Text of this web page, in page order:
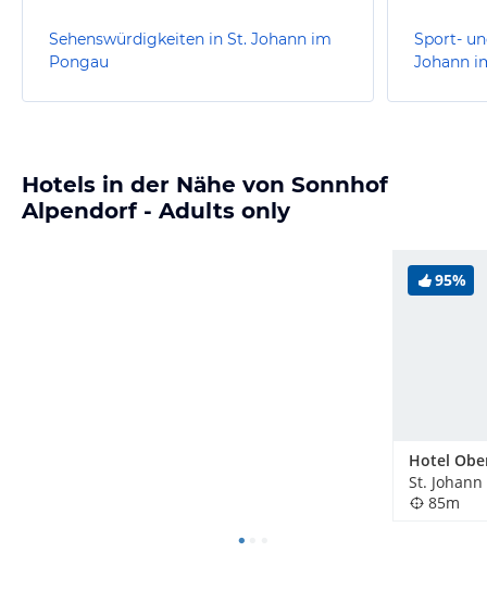
Sehenswürdigkeiten in St. Johann im
Pongau
Sport-
Johann
Hotels in der Nähe von Sonnhof
Alpendorf - Adults only
95%
Hotel
St.
85m